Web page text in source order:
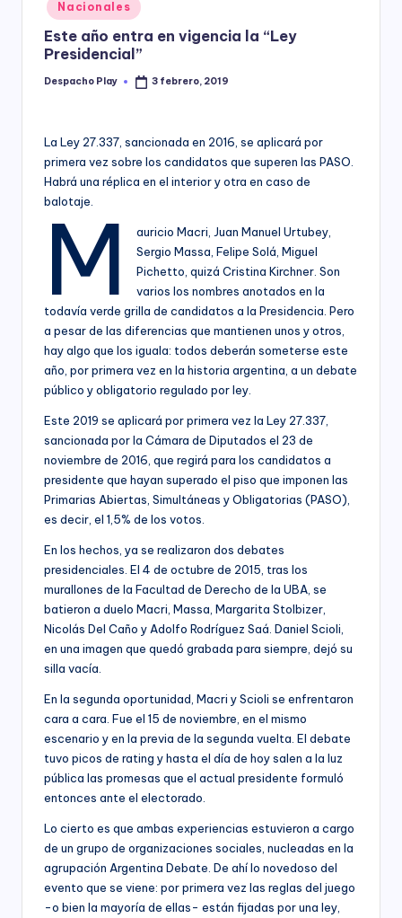
y
in
Nacionales
Este año entra en vigencia la “Ley
Presidencial”
Posted
Despacho Play 3 febrero, 2019
La Ley 27.337, sancionada en 2016, se aplicará por
primera vez sobre los candidatos que superen las PASO.
Habrá una réplica en el interior y otra en caso de
balotaje.
M
auricio Macri, Juan Manuel Urtubey,
Sergio Massa, Felipe Solá, Miguel
Pichetto, quizá Cristina Kirchner. Son
varios los nombres anotados en la
todavía verde grilla de candidatos a la Presidencia. Pero
a pesar de las diferencias que mantienen unos y otros,
hay algo que los iguala: todos deberán someterse este
año, por primera vez en la historia argentina, a un debate
público y obligatorio regulado por ley.
Este 2019 se aplicará por primera vez la Ley 27.337,
sancionada por la Cámara de Diputados el 23 de
noviembre de 2016, que regirá para los candidatos a
presidente que hayan superado el piso que imponen las
Primarias Abiertas, Simultáneas y Obligatorias (PASO),
es decir, el 1,5% de los votos.
En los hechos, ya se realizaron dos debates
presidenciales. El 4 de octubre de 2015, tras los
murallones de la Facultad de Derecho de la UBA, se
batieron a duelo Macri, Massa, Margarita Stolbizer,
Nicolás Del Caño y Adolfo Rodríguez Saá. Daniel Scioli,
en una imagen que quedó grabada para siempre, dejó su
silla vacía.
En la segunda oportunidad, Macri y Scioli se enfrentaron
cara a cara. Fue el 15 de noviembre, en el mismo
escenario y en la previa de la segunda vuelta. El debate
tuvo picos de rating y hasta el día de hoy salen a la luz
pública las promesas que el actual presidente formuló
entonces ante el electorado.
Lo cierto es que ambas experiencias estuvieron a cargo
de un grupo de organizaciones sociales, nucleadas en la
agrupación Argentina Debate. De ahí lo novedoso del
evento que se viene: por primera vez las reglas del juego
-o bien la mayoría de ellas- están fijadas por una ley,